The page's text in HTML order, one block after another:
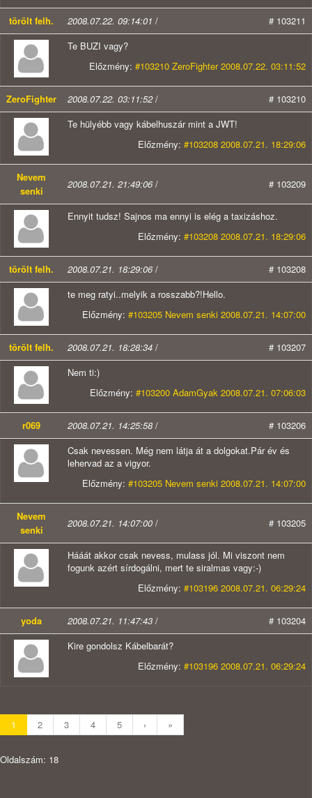
törölt felh. 2008.07.22. 09:14:01 /
# 103211
Te BUZI vagy?
Előzmény: #103210 ZeroFighter 2008.07.22. 03:11:52
ZeroFighter 2008.07.22. 03:11:52/
# 103210
Te hülyébb vagy kábelhuszár mint a JWT!
Előzmény: #103208 2008.07.21. 18:29:06
Nevem
senki
2008.07.21. 21:49:06/ # 103209
Ennyit tudsz! Sajnos ma ennyi is elég a taxizáshoz.
Előzmény: #103208 2008.07.21. 18:29:06
törölt felh. 2008.07.21. 18:29:06/
# 103208
te meg ratyi..melyik a rosszabb?!Hello.
Előzmény: #103205 Nevem senki 2008.07.21. 14:07:00
törölt felh. 2008.07.21. 18:28:34 /
# 103207
Nem ti:)
Előzmény: #103200 AdamGyak 2008.07.21. 07:06:03
r069 2008.07.21. 14:25:58 /
# 103206
Csak nevessen. Még nem látja át a dolgokat.Pár év és
lehervad az a vigyor.
Előzmény: #103205 Nevem senki 2008.07.21. 14:07:00
Nevem
senki
2008.07.21. 14:07:00 / # 103205
Hááát akkor csak nevess, mulass jól. Mi viszont nem
fogunk azért sírdogálni, mert te siralmas vagy:-)
Előzmény: #103196 2008.07.21. 06:29:24
yoda 2008.07.21. 11:47:43 /
# 103204
Kire gondolsz Kábelbarát?
Előzmény: #103196 2008.07.21. 06:29:24
1 2 3 4 5 › »
Oldalszám: 18